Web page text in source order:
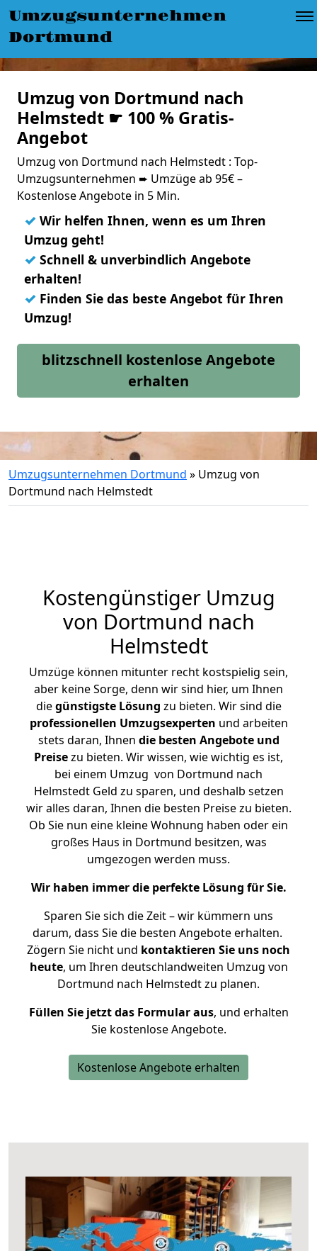
Umzugsunternehmen
Dortmund
Umzug von Dortmund nach
Helmstedt ☛ 100 % Gratis-
Angebot
Umzug von Dortmund nach Helmstedt : Top-
Umzugsunternehmen ➨ Umzüge ab 95€ –
Kostenlose Angebote in 5 Min.
✓ Wir helfen Ihnen, wenn es um Ihren
Umzug geht!
✓ Schnell & unverbindlich Angebote
erhalten!
✓ Finden Sie das beste Angebot für Ihren
Umzug!
blitzschnell kostenlose Angebote
erhalten
Umzugsunternehmen Dortmund » Umzug von
Dortmund nach Helmstedt
Kostengünstiger Umzug
von Dortmund nach
Helmstedt
Umzüge können mitunter recht kostspielig sein,
aber keine Sorge, denn wir sind hier, um Ihnen
diegünstigste Lösung zu bieten. Wir sind die
professionellen Umzugsexperten und arbeiten
stets daran, Ihnen die besten Angebote und
Preisezu bieten. Wir wissen, wie wichtig es ist,
bei einem Umzug von Dortmund nach
Helmstedt Geld zu sparen, und deshalb setzen
wir alles daran, Ihnen die besten Preise zu bieten.
Ob Sie nun eine kleine Wohnung haben oder ein
großes Haus in Dortmund besitzen, was
umgezogen werden muss.
Wir haben immer die perfekte Lösung für Sie.
Sparen Sie sich die Zeit – wir kümmern uns
darum, dass Sie die besten Angebote erhalten.
Zögern Sie nicht und kontaktieren Sie uns noch
heute, um Ihren deutschlandweiten Umzug von
Dortmund nach Helmstedt zu planen.
Füllen Sie jetzt das Formular aus, und erhalten
Sie kostenlose Angebote.
Kostenlose Angebote erhalten